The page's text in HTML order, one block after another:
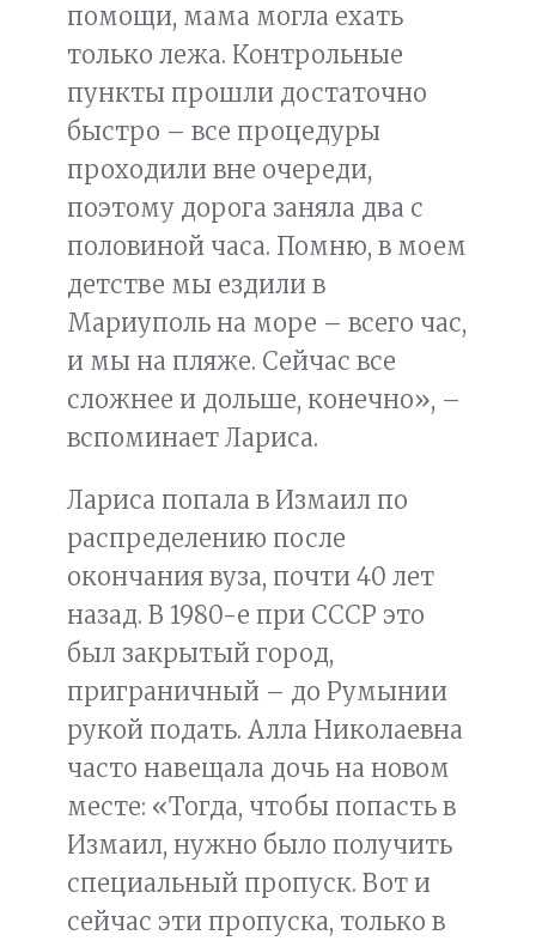
помощи, мама могла ехать
только лежа. Контрольные
пункты прошли достаточно
быстро – все процедуры
проходили вне очереди,
поэтому дорога заняла два с
половиной часа. Помню, в моем
детстве мы ездили в
Мариуполь на море – всего час,
и мы на пляже. Сейчас все
сложнее и дольше, конечно», –
вспоминает Лариса.
Лариса попала в Измаил по
распределению после
окончания вуза, почти 40 лет
назад. В 1980-е при СССР это
был закрытый город,
приграничный – до Румынии
рукой подать. Алла Николаевна
часто навещала дочь на новом
месте: «Тогда, чтобы попасть в
Измаил, нужно было получить
специальный пропуск. Вот и
сейчас эти пропуска, только в